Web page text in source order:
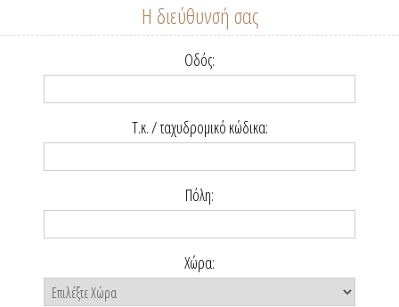
Η διεύθυνσή σας
Οδός:
Τ.κ. / ταχυδρομικό κώδικα:
Πόλη:
Χώρα: